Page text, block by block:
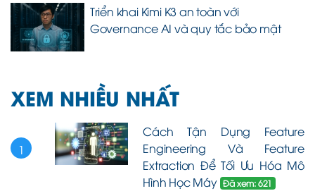
Triển khai Kimi K3 an toàn với
Governance AI và quy tắc bảo mật
XEM NHIỀU NHẤT
1
Cách Tận Dụng Feature
Engineering Và Feature
Extraction Để Tối Ưu Hóa Mô
Hình Học Máy Đã xem: 621